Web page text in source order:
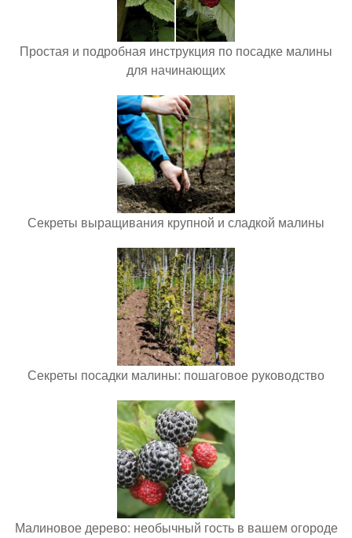
Простая и подробная инструкция по посадке малины
для начинающих
Секреты выращивания крупной и сладкой малины
Секреты посадки малины: пошаговое руководство
Малиновое дерево: необычный гость в вашем огороде